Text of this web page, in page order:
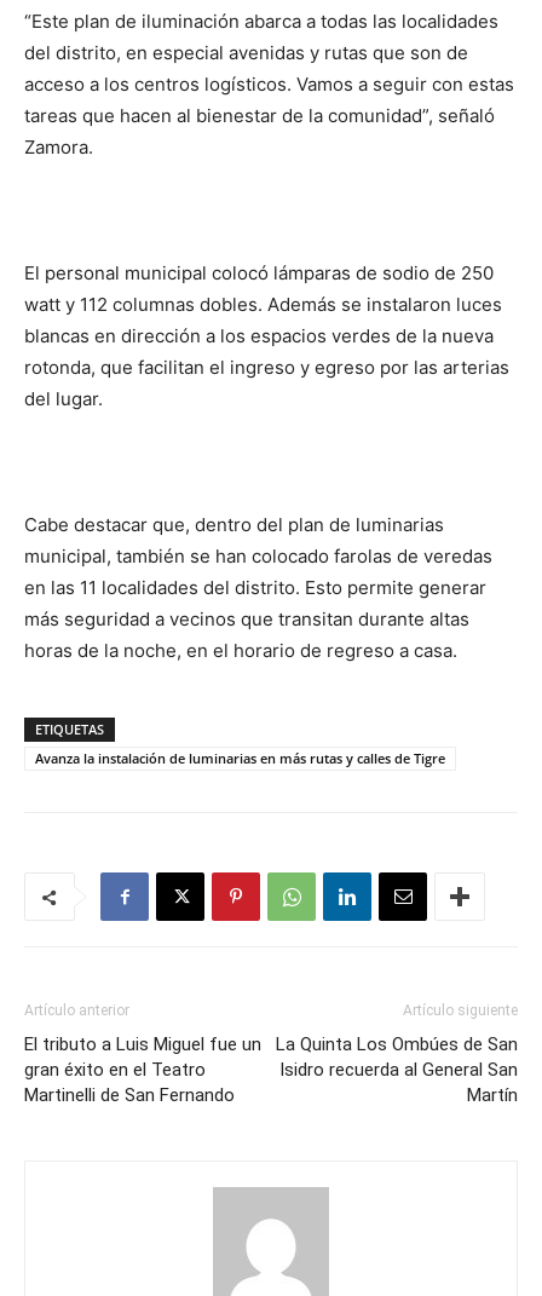
“Este plan de iluminación abarca a todas las localidades
del distrito, en especial avenidas y rutas que son de
acceso a los centros logísticos. Vamos a seguir con estas
tareas que hacen al bienestar de la comunidad”, señaló
Zamora.
El personal municipal colocó lámparas de sodio de 250
watt y 112 columnas dobles. Además se instalaron luces
blancas en dirección a los espacios verdes de la nueva
rotonda, que facilitan el ingreso y egreso por las arterias
del lugar.
Cabe destacar que, dentro del plan de luminarias
municipal, también se han colocado farolas de veredas
en las 11 localidades del distrito. Esto permite generar
más seguridad a vecinos que transitan durante altas
horas de la noche, en el horario de regreso a casa.
ETIQUETAS
Avanza la instalación de luminarias en más rutas y calles de Tigre
Artículo anterior
El tributo a Luis Miguel fue un
gran éxito en el Teatro
Martinelli de San Fernando
Artículo siguiente
La Quinta Los Ombúes de San
Isidro recuerda al General San
Martín